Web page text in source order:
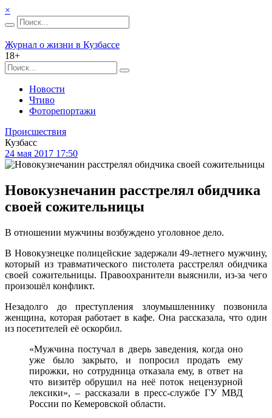
×
Журнал о жизни в Кузбассе
18+
Новости
Чтиво
Фоторепортажи
Происшествия
Кузбасс
24 мая 2017 17:50
Новокузнечанин расстрелял обидчика
своей сожительницы
В отношении мужчины возбуждено уголовное дело.
В Новокузнецке полицейские задержали 49-летнего мужчину,
который из травматического пистолета расстрелял обидчика
своей сожительницы. Правоохранители выяснили, из-за чего
произошёл конфликт.
Незадолго до преступления злоумышленнику позвонила
женщина, которая работает в кафе. Она рассказала, что один
из посетителей её оскорбил.
«Мужчина постучал в дверь заведения, когда оно
уже было закрыто, и попросил продать ему
пирожки, но сотрудница отказала ему, в ответ на
что визитёр обрушил на неё поток нецензурной
лексики», – рассказали в пресс-службе ГУ МВД
России по Кемеровской области.